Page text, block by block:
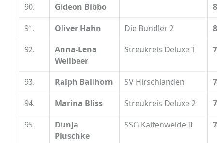
90. Gideon Bibbo
91.
Oliver Hahn Die Bundler 2
92.
Anna-Lena
Weilbeer
Streukreis Deluxe 1
93. Ralph Ballhorn SV Hirschlanden
94.
Marina Bliss Streukreis Deluxe 2
95.
Dunja
Pluschke
SSG Kaltenweide II